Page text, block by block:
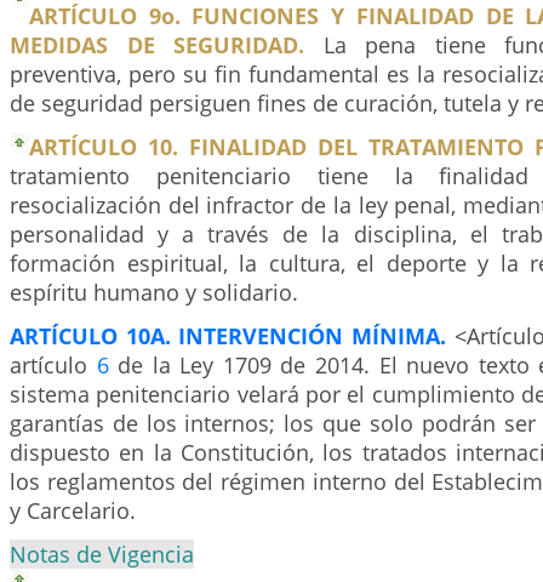
ARTÍCULO 9o. FUNCIONES Y FINALIDAD DE
MEDIDAS DE SEGURIDAD. La pena tiene
preventiva, pero su fin fundamental es la
de seguridad persiguen fines de curación, tutela y
ARTÍCULO 10. FINALIDAD DEL TRATAMIENTO
tratamiento penitenciario tiene la
resocialización del infractor de la ley penal,
personalidad y a través de la disciplina, el
formación espiritual, la cultura, el deporte y la
espíritu humano y solidario.
ARTÍCULO 10A. INTERVENCIÓN MÍNIMA.
artículo 6de la Ley 1709 de 2014. El nuevo texto
sistema penitenciario velará por el cumplimiento
garantías de los internos; los que solo podrán
dispuesto en la Constitución, los tratados
los reglamentos del régimen interno del
y Carcelario.
Notas de Vigencia